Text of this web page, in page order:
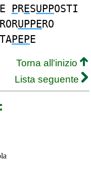
PRESUPPOSTI
RORUPPERO
TAPEPE
Torna all'inizio
Lista seguente